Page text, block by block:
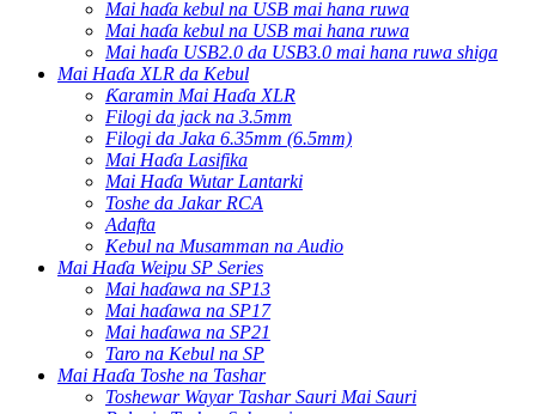
Mai haɗa kebul na USB mai hana ruwa
Mai haɗa kebul na USB mai hana ruwa
Mai haɗa USB2.0 da USB3.0 mai hana ruwa shiga
Mai Haɗa XLR da Kebul
Ƙaramin Mai Haɗa XLR
Filogi da jack na 3.5mm
Filogi da Jaka 6.35mm (6.5mm)
Mai Haɗa Lasifika
Mai Haɗa Wutar Lantarki
Toshe da Jakar RCA
Adafta
Kebul na Musamman na Audio
Mai Haɗa Weipu SP Series
Mai haɗawa na SP13
Mai haɗawa na SP17
Mai haɗawa na SP21
Taro na Kebul na SP
Mai Haɗa Toshe na Tashar
Toshewar Wayar Tashar Sauri Mai Sauri